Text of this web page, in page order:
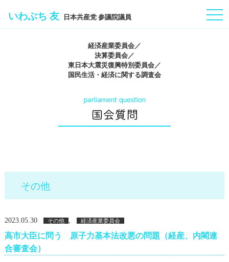
いわぶち 友 日本共産党 参議院議員
経済産業委員会／
決算委員会／
東日本大震災復興特別委員会／
国民生活・経済に関する調査会
その他
2023.05.30 その他 , 経済産業委員会
高市大臣に問う 原子力基本法改悪の問題（経産、内閣連
合審査会）